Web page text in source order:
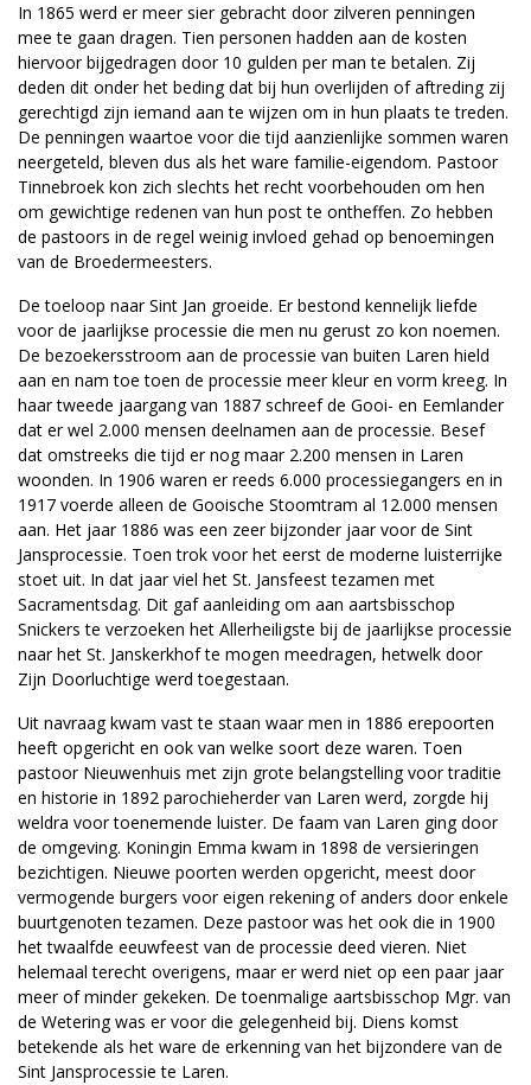
In 1865 werd er meer sier gebracht door zilveren penningen
mee te gaan dragen. Tien personen hadden aan de kosten
hiervoor bijgedragen door 10 gulden per man te betalen. Zij
deden dit onder het beding dat bij hun overlijden of aftreding zij
gerechtigd zijn iemand aan te wijzen om in hun plaats te treden.
De penningen waartoe voor die tijd aanzienlijke sommen waren
neergeteld, bleven dus als het ware familie-eigendom. Pastoor
Tinnebroek kon zich slechts het recht voorbehouden om hen
om gewichtige redenen van hun post te ontheffen. Zo hebben
de pastoors in de regel weinig invloed gehad op benoemingen
van de Broedermeesters.
De toeloop naar Sint Jan groeide. Er bestond kennelijk liefde
voor de jaarlijkse processie die men nu gerust zo kon noemen.
De bezoekersstroom aan de processie van buiten Laren hield
aan en nam toe toen de processie meer kleur en vorm kreeg. In
haar tweede jaargang van 1887 schreef de Gooi- en Eemlander
dat er wel 2.000 mensen deelnamen aan de processie. Besef
dat omstreeks die tijd er nog maar 2.200 mensen in Laren
woonden. In 1906 waren er reeds 6.000 processiegangers en in
1917 voerde alleen de Gooische Stoomtram al 12.000 mensen
aan. Het jaar 1886 was een zeer bijzonder jaar voor de Sint
Jansprocessie. Toen trok voor het eerst de moderne luisterrijke
stoet uit. In dat jaar viel het St. Jansfeest tezamen met
Sacramentsdag. Dit gaf aanleiding om aan aartsbisschop
Snickers te verzoeken het Allerheiligste bij de jaarlijkse processie
naar het St. Janskerkhof te mogen meedragen, hetwelk door
Zijn Doorluchtige werd toegestaan.
Uit navraag kwam vast te staan waar men in 1886 erepoorten
heeft opgericht en ook van welke soort deze waren. Toen
pastoor Nieuwenhuis met zijn grote belangstelling voor traditie
en historie in 1892 parochieherder van Laren werd, zorgde hij
weldra voor toenemende luister. De faam van Laren ging door
de omgeving. Koningin Emma kwam in 1898 de versieringen
bezichtigen. Nieuwe poorten werden opgericht, meest door
vermogende burgers voor eigen rekening of anders door enkele
buurtgenoten tezamen. Deze pastoor was het ook die in 1900
het twaalfde eeuwfeest van de processie deed vieren. Niet
helemaal terecht overigens, maar er werd niet op een paar jaar
meer of minder gekeken. De toenmalige aartsbisschop Mgr. van
de Wetering was er voor die gelegenheid bij. Diens komst
betekende als het ware de erkenning van het bijzondere van de
Sint Jansprocessie te Laren.